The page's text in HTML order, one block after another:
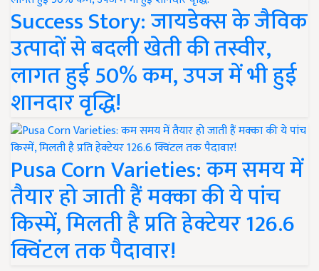
Success Story: जायडेक्स के जैविक
उत्पादों से बदली खेती की तस्वीर,
लागत हुई 50% कम, उपज में भी हुई
शानदार वृद्धि!
Pusa Corn Varieties: कम समय में
तैयार हो जाती हैं मक्का की ये पांच
किस्में, मिलती है प्रति हेक्टेयर 126.6
क्विंटल तक पैदावार!